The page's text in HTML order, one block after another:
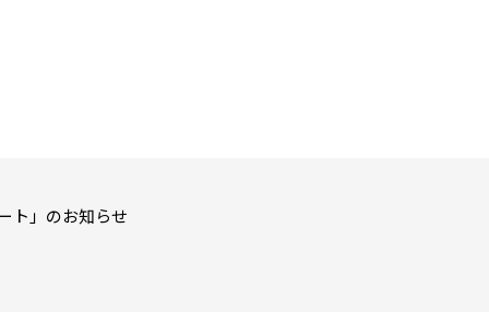
ト」のお知らせ